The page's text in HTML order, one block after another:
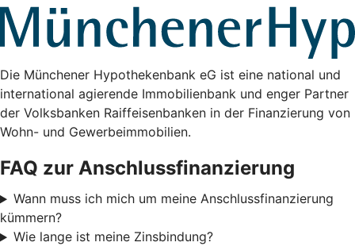
Die Münchener Hypothekenbank eG ist eine national und
international agierende Immobilienbank und enger Partner
der Volksbanken Raiffeisenbanken in der Finanzierung von
Wohn- und Gewerbeimmobilien.
FAQ zur Anschlussfinanzierung
Wann muss ich mich um meine Anschlussfinanzierung
kümmern?
Wie lange ist meine Zinsbindung?